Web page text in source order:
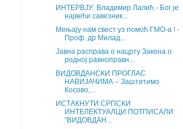
ИНТЕРВЈУ: Владимир Лалић - Бог је
највећи савезник...
Мењају нам свест уз помоћ ГМО-а ! -
Проф. др Милад...
Јавна расправа о нацрту Закона о
родној равноправн...
ВИДОВДАНСКИ ПРОГЛАС
НАВИЈАЧИМА – Заштитимо
Косово,...
ИСТАКНУТИ СРПСКИ
ИНТЕЛЕКТУАЛЦИ ПОТПИСАЛИ
"ВИДОВДАН...